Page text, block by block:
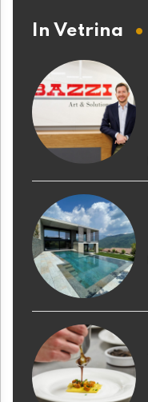
In Vetrina